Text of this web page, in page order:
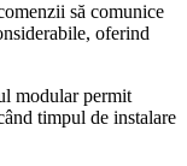
să comunice
oferind
modular permit
timpul de instalare